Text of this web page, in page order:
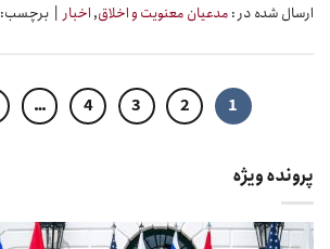
ارسال شده در : مدعیان معنویت و اخلاق, اخبار | برچسب:
1
2
3
4
…
پرونده ویژه